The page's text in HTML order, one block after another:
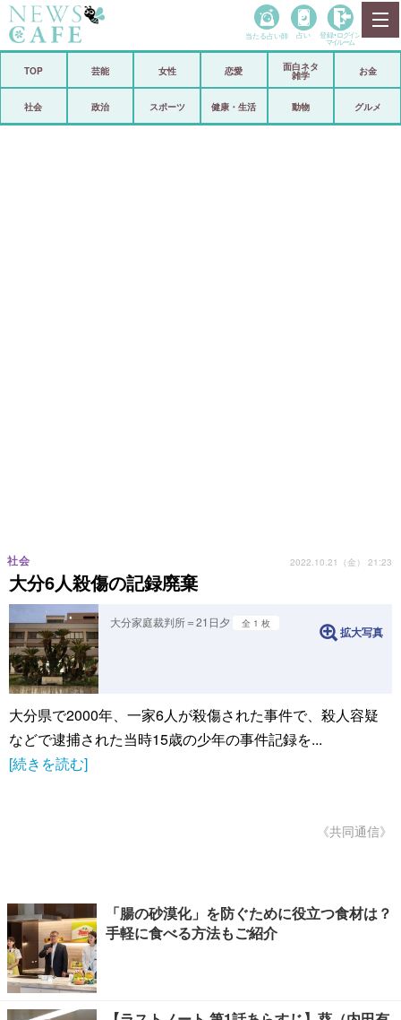
政治
当たる占い師 占い 登録• ログイン
マイルーム
TOP 芸能 女性 恋愛
面白ネタ
雑学
お金
社会 政治 スポーツ 健康・生活 動物 グルメ
大分6人殺傷の記録廃棄
社会 2022.10.21（金） 21:23
大分家庭裁判所＝21日夕 全 1 枚
拡大写真
大分県で2000年、一家6人が殺傷された事件で、殺人容疑
などで逮捕された当時15歳の少年の事件記録を...
[続きを読む]
《共同通信》
「腸の砂漠化」を防ぐために役立つ食材は？
手軽に食べる方法もご紹介